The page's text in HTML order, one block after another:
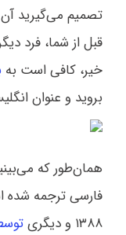
تصمیم می‌گیرید آن
قبل از شما، فرد
خیر، کافی است به
بروید و عنوان
همان‌طور که
فارسی ترجمه
۱۳۸۸ و دیگری